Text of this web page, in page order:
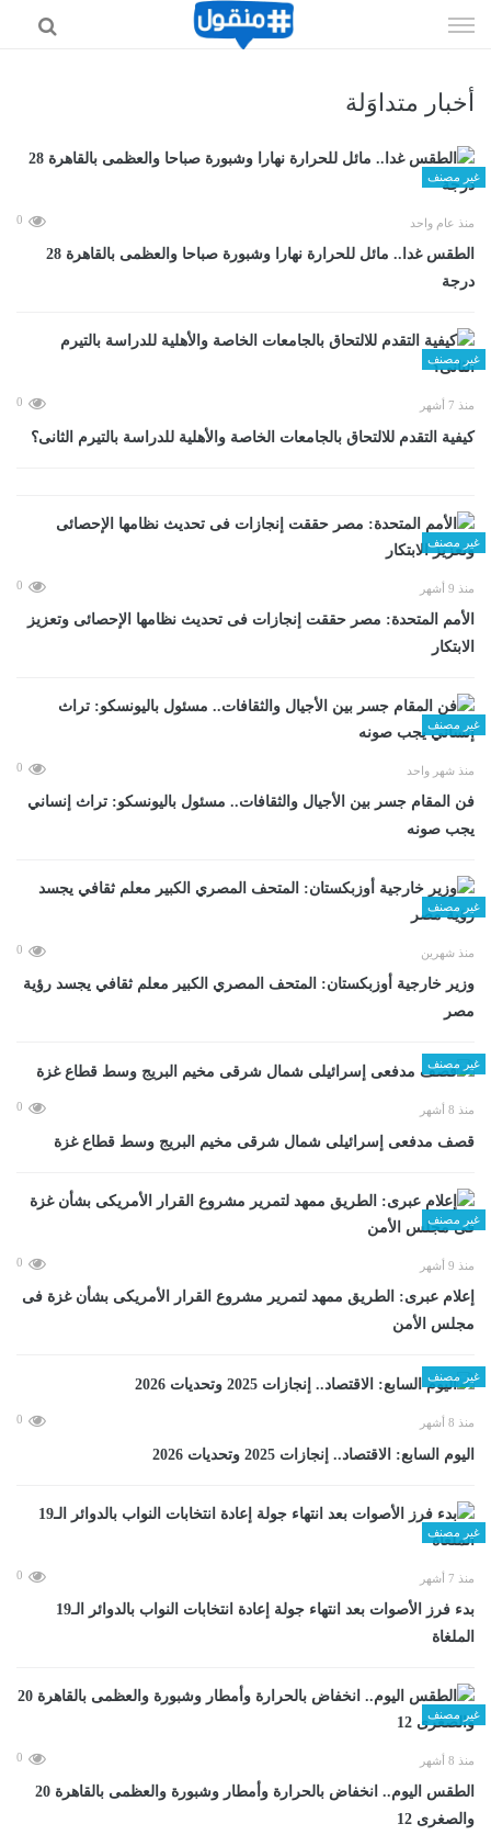
الى
أخبار متداوَلة
غير مصنف
منذ عام واحد 0
الطقس غدا.. مائل للحرارة نهارا وشبورة صباحا والعظمى بالقاهرة 28
درجة
غير مصنف
منذ 7 أشهر 0
كيفية التقدم للالتحاق بالجامعات الخاصة والأهلية للدراسة بالتيرم الثانى؟
غير مصنف
منذ 9 أشهر 0
الأمم المتحدة: مصر حققت إنجازات فى تحديث نظامها الإحصائى وتعزيز
الابتكار
غير مصنف
منذ شهر واحد 0
فن المقام جسر بين الأجيال والثقافات.. مسئول باليونسكو: تراث إنساني
يجب صونه
غير مصنف
منذ شهرين 0
وزير خارجية أوزبكستان: المتحف المصري الكبير معلم ثقافي يجسد رؤية
مصر
غير مصنف
منذ 8 أشهر 0
قصف مدفعى إسرائيلى شمال شرقى مخيم البريج وسط قطاع غزة
غير مصنف
منذ 9 أشهر 0
إعلام عبرى: الطريق ممهد لتمرير مشروع القرار الأمريكى بشأن غزة فى
مجلس الأمن
غير مصنف
منذ 8 أشهر 0
اليوم السابع: الاقتصاد.. إنجازات 2025 وتحديات 2026
غير مصنف
منذ 7 أشهر 0
بدء فرز الأصوات بعد انتهاء جولة إعادة انتخابات النواب بالدوائر الـ19
الملغاة
غير مصنف
منذ 8 أشهر 0
الطقس اليوم.. انخفاض بالحرارة وأمطار وشبورة والعظمى بالقاهرة 20
والصغرى 12